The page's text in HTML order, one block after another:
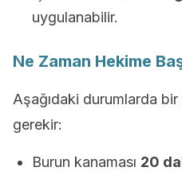
uygulanabilir.
Ne Zaman Hekime
Aşağıdaki durumlarda
gerekir:
Burun kanaması 20